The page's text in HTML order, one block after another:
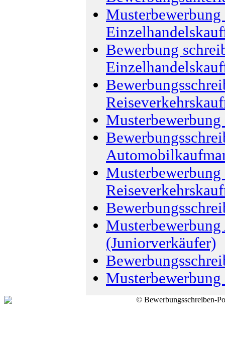
Bewerbung
(Juniorverkäufer)
© Bewerbungsschreiben-